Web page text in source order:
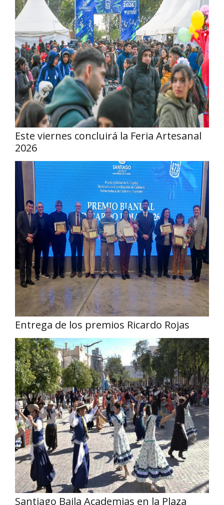
Este viernes concluirá la Feria Artesanal
2026
Entrega de los premios Ricardo Rojas
Santiago Baila Academias en la Plaza